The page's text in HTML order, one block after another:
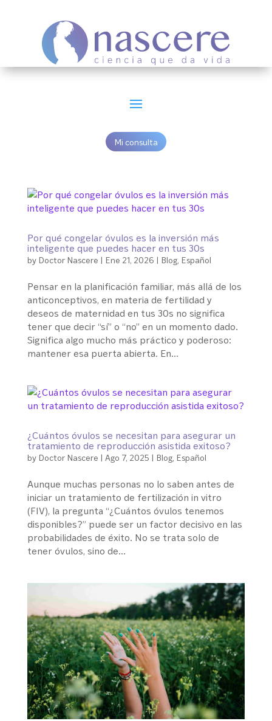
Mi consulta
Por qué congelar óvulos es la inversión más
inteligente que puedes hacer en tus 30s
by Doctor Nascere | Ene 21, 2026 | Blog, Español
Pensar en la planificación familiar, más allá de los
anticonceptivos, en materia de fertilidad y
deseos de maternidad en tus 30s no significa
tener que decir “sí” o “no” en un momento dado.
Significa algo mucho más práctico y poderoso:
mantener esa puerta abierta. En...
¿Cuántos óvulos se necesitan para asegurar un
tratamiento de reproducción asistida exitoso?
by Doctor Nascere | Ago 7, 2025 | Blog, Español
Aunque muchas personas no lo saben antes de
iniciar un tratamiento de fertilización in vitro
(FIV), la pregunta “¿Cuántos óvulos tenemos
disponibles?” puede ser un factor decisivo en las
probabilidades de éxito. No se trata solo de
tener óvulos, sino de...